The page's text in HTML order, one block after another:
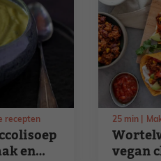
en
recepten
vegan
25 min